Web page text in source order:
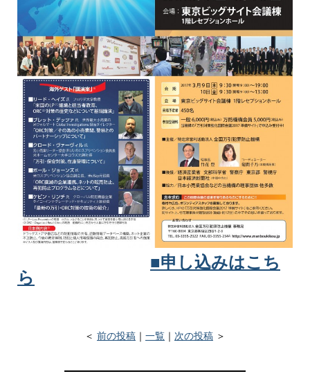
■申し込みはこち
ら
＜ 前の投稿 一覧 次の投稿 ＞